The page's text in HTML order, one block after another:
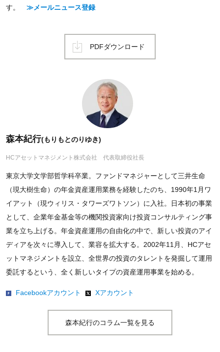
す。 ≫メールニュース登録
PDFダウンロード
森本紀行(もりもとのりゆき)
HCアセットマネジメント株式会社 代表取締役社長
東京大学文学部哲学科卒業。ファンドマネジャーとして三井生命
（現大樹生命）の年金資産運用業務を経験したのち、1990年1月ワ
イアット（現ウィリス・タワーズワトソン）に入社。日本初の事業
として、企業年金基金等の機関投資家向け投資コンサルティング事
業を立ち上げる。年金資産運用の自由化の中で、新しい投資のアイ
ディアを次々に導入して、業容を拡大する。2002年11月、HCアセ
ットマネジメントを設立、全世界の投資のタレントを発掘して運用
委託するという、全く新しいタイプの資産運用事業を始める。
Facebookアカウント Xアカウント
森本紀行のコラム一覧を見る